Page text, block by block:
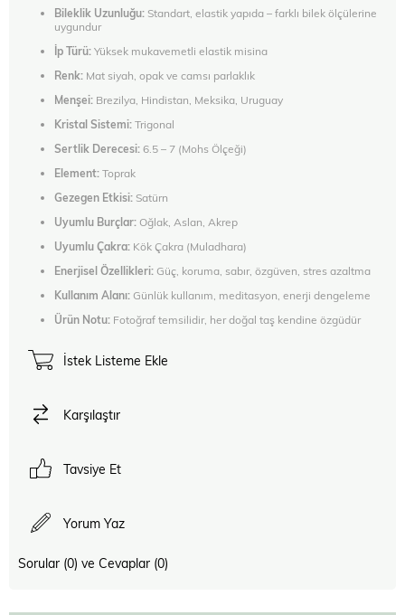
Bileklik Uzunluğu: Standart, elastik yapıda – farklı bilek ölçülerine
uygundur
İp Türü:Yüksek mukavemetli elastik misina
Renk: Mat siyah, opak ve camsı parlaklık
Menşei: Brezilya, Hindistan, Meksika, Uruguay
Kristal Sistemi:Trigonal
Sertlik Derecesi:6.5 – 7 (Mohs Ölçeği)
Element:Toprak
Gezegen Etkisi: Satürn
Uyumlu Burçlar: Oğlak, Aslan, Akrep
Uyumlu Çakra: Kök Çakra (Muladhara)
Enerjisel Özellikleri: Güç, koruma, sabır, özgüven, stres azaltma
Kullanım Alanı: Günlük kullanım, meditasyon, enerji dengeleme
Ürün Notu: Fotoğraf temsilidir, her doğal taş kendine özgüdür
İstek Listeme Ekle
Karşılaştır
Tavsiye Et
Yorum Yaz
Sorular (0) ve Cevaplar (0)